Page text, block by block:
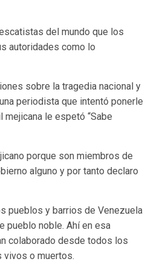
del mundo que los
autoridades como lo
sobre la tragedia nacional y
periodista que intentó ponerle
le espetó “Sabe
porque son miembros de
alguno y por tanto declaro
pueblos y barrios de Venezuela
pueblo noble. Ahí en esa
colaborado desde todos los
vivos o muertos.